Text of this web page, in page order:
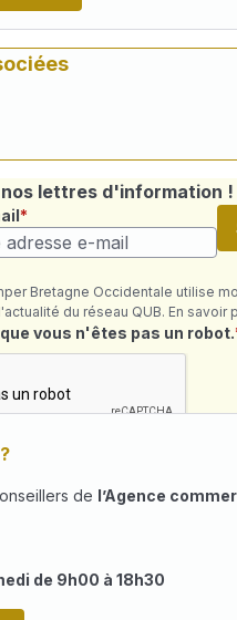
lettres d'information !
Bretagne Occidentale utilise
du réseau QUB. En savoir
vous n'êtes pas un robot.
de l’Agence
de 9h00 à 18h30